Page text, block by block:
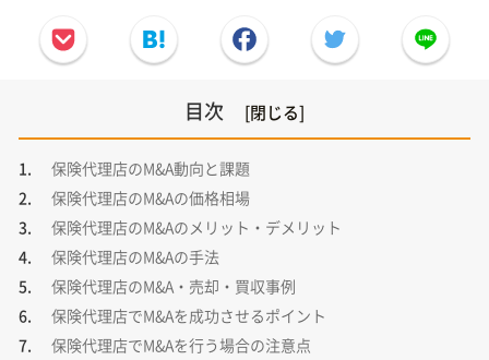
目次
保険代理店のM&A動向と課題
保険代理店のM&Aの価格相場
保険代理店のM&Aのメリット・デメリット
保険代理店のM&Aの手法
保険代理店のM&A・売却・買収事例
保険代理店でM&Aを成功させるポイント
保険代理店でM&Aを行う場合の注意点